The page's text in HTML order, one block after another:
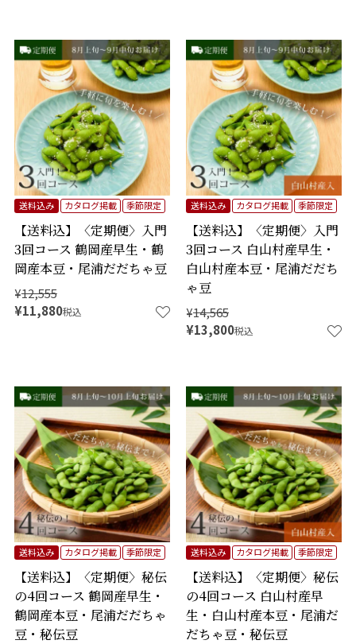
【送料込】〈定期便〉入門
3回コース 鶴岡産早生・鶴
岡産本豆・尾浦だだちゃ豆
送料込み カタログ掲載 季節限定
¥12,555
¥11,880税込
【送料込】〈定期便〉入門
3回コース 白山村産早生・
白山村産本豆・尾浦だだち
ゃ豆
送料込み カタログ掲載 季節限定
¥14,565
¥13,800税込
【送料込】〈定期便〉秘伝
の4回コース 鶴岡産早生・
鶴岡産本豆・尾浦だだちゃ
豆・秘伝豆
送料込み カタログ掲載 季節限定
【送料込】〈定期便〉秘伝
の4回コース 白山村産早
生・白山村産本豆・尾浦だ
だちゃ豆・秘伝豆
送料込み カタログ掲載 季節限定